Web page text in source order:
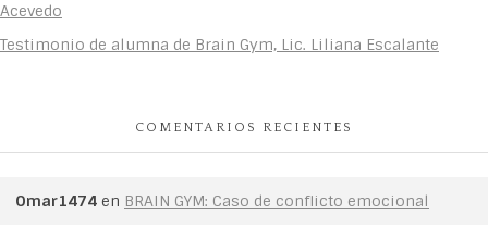
Acevedo
Testimonio de alumna de Brain Gym, Lic. Liliana Escalante
COMENTARIOS RECIENTES
Omar1474 en BRAIN GYM: Caso de conflicto emocional